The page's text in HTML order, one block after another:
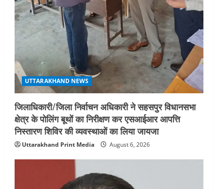
UTTARAKHAND NEWS
जिलाधिकारी/जिला निर्वाचन अधिकारी ने सहसपुर विधानसभा
क्षेत्र के पोलिंग बूथों का निरीक्षण कर एसआईआर आपत्ति
निस्तारण शिविर की व्यवस्थाओं का लिया जायजा
Uttarakhand Print Media August 6, 2026